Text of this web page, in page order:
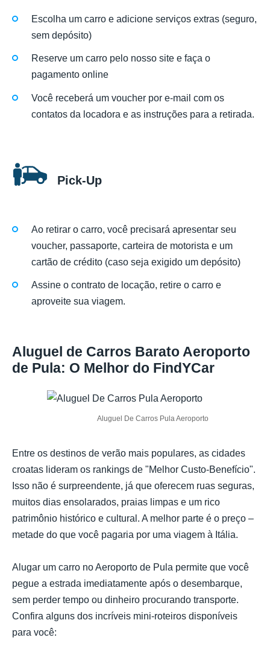
Escolha um carro e adicione serviços extras (seguro,
sem depósito)
Reserve um carro pelo nosso site e faça o
pagamento online
Você receberá um voucher por e-mail com os
contatos da locadora e as instruções para a retirada.
Pick-Up
Ao retirar o carro, você precisará apresentar seu
voucher, passaporte, carteira de motorista e um
cartão de crédito (caso seja exigido um depósito)
Assine o contrato de locação, retire o carro e
aproveite sua viagem.
Aluguel de Carros Barato Aeroporto
de Pula: O Melhor do FindYCar
Aluguel De Carros Pula Aeroporto
Entre os destinos de verão mais populares, as cidades
croatas lideram os rankings de "Melhor Custo-Benefício".
Isso não é surpreendente, já que oferecem ruas seguras,
muitos dias ensolarados, praias limpas e um rico
patrimônio histórico e cultural. A melhor parte é o preço –
metade do que você pagaria por uma viagem à Itália.
Alugar um carro no Aeroporto de Pula permite que você
pegue a estrada imediatamente após o desembarque,
sem perder tempo ou dinheiro procurando transporte.
Confira alguns dos incríveis mini-roteiros disponíveis
para você: